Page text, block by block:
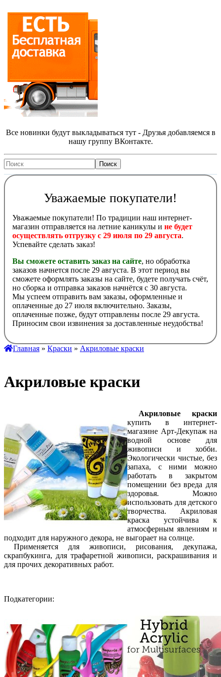
Все новинки будут выкладываться тут - Друзья добавляемся в
нашу группу ВКонтакте.
Уважаемые покупатели!
Уважаемые покупатели! По традиции наш интернет-
магазин отправляется на летние каникулы и не будет
осуществлять отгрузку с 29 июля по 29 августа.
Успевайте сделать заказ!
Вы сможете оставить заказ на сайте, но обработка
заказов начнется после 29 августа. В этот период вы
сможете оформлять заказы на сайте, будете получать счёт,
но сборка и отправка заказов начнётся с 30 августа.
Мы успеем отправить вам заказы, оформленные и
оплаченные до 27 июля включительно. Заказы,
оплаченные позже, будут отправлены после 29 августа.
Приносим свои извинения за доставленные неудобства!
Главная » Краски » Акриловые краски
Акриловые краски
Акриловые краски
купить в интернет-
магазине Арт-Декупаж на
водной основе для
живописи и хобби.
Экологически чистые, без
запаха, с ними можно
работать в закрытом
помещении без вреда для
здоровья. Можно
использовать для детского
творчества. Акриловая
краска устойчива к
атмосферным явлениям и
подходит для наружного декора, не выгорает на солнце.
Применяется для живописи, рисования, декупажа,
скрапбукинга, для трафаретной живописи, раскрашивания и
для прочих декоративных работ.
Подкатегории: